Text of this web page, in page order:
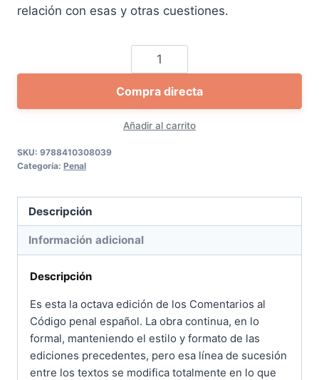
relación con esas y otras cuestiones.
Comentarios
al
código
penal
español.
cantidad
Añadir al carrito
Compra directa
SKU: 9788410308039
Categoría: Penal
Descripción
Información adicional
Descripción
Es esta la octava edición de los Comentarios al
Código penal español. La obra continua, en lo
formal, manteniendo el estilo y formato de las
ediciones precedentes, pero esa línea de sucesión
entre los textos se modifica totalmente en lo que